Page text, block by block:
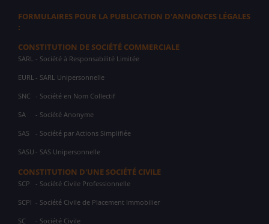
FORMULAIRES POUR LA PUBLICATION D'ANNONCES LÉGALES
:
CONSTITUTION DE SOCIÉTÉ COMMERCIALE
SARL - Société à Responsabilité Limitée
EURL - SARL Unipersonnelle
SNC - Société en Nom Collectif
SA - Société Anonyme
SAS - Société par Actions Simplifiée
SASU - SAS Unipersonnelle
CONSTITUTION D'UNE SOCIÉTÉ CIVILE
SCP - Société Civile Professionnelle
SCPI - Société Civile de Placement Immobilier
SC - Société Civile